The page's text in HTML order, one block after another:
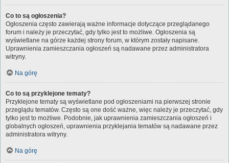
Co to są ogłoszenia?
Ogłoszenia często zawierają ważne informacje dotyczące przeglądanego
forum i należy je przeczytać, gdy tylko jest to możliwe. Ogłoszenia są
wyświetlane na górze każdej strony forum, w którym zostały napisane.
Uprawnienia zamieszczania ogłoszeń są nadawane przez administratora
witryny.
Na górę
Co to są przyklejone tematy?
Przyklejone tematy są wyświetlane pod ogłoszeniami na pierwszej stronie
przeglądu tematów. Często są one dość ważne, więc należy je przeczytać, gdy
tylko jest to możliwe. Podobnie, jak uprawnienia zamieszczania ogłoszeń i
globalnych ogłoszeń, uprawnienia przyklejania tematów są nadawane przez
administratora witryny.
Na górę